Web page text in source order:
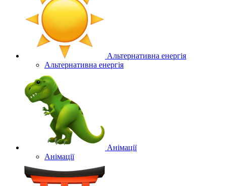
Альтернативна енергія
Альтернативна енергія
Анімації
Анімації